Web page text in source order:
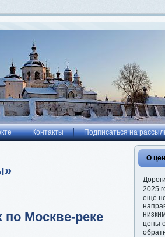
Контакты Подписаться на
Москве-реке
О
2025
ещё
цены